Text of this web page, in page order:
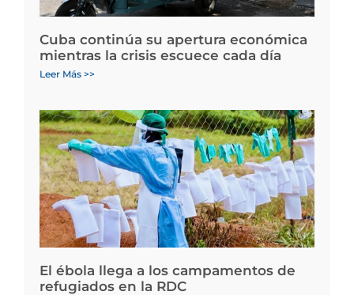
Cuba continúa su apertura económica
mientras la crisis escuece cada día
Leer Más >>
El ébola llega a los campamentos de
refugiados en la RDC